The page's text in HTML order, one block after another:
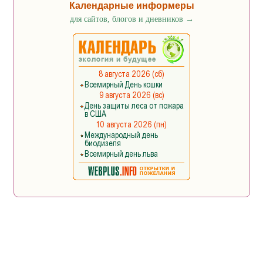
Календарные информеры
для сайтов, блогов и дневников →